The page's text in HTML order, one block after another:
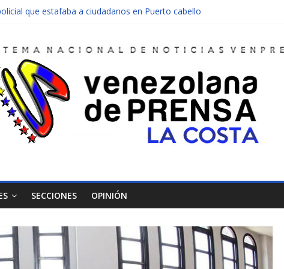
que estafaba a ciudadanos en Puerto cabello
abandonado de Chichiriviche
entre Colombia y Margarita el 27 de junio
SECCIONES OPINIÓN